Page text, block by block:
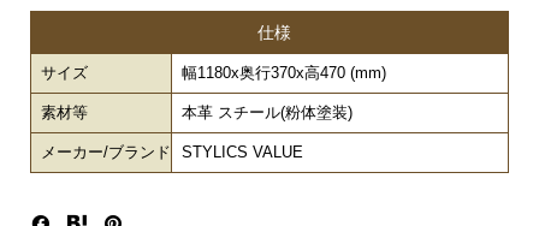
仕様
サイズ 幅1180x奥行370x高470 (mm)
素材等 本革 スチール(粉体塗装)
メーカー/ブランド STYLICS VALUE